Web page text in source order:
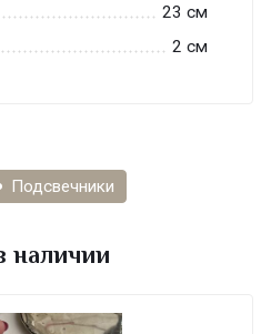
23 см
2 см
Подсвечники
наличии